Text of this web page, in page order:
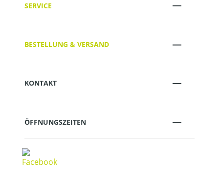
SERVICE
BESTELLUNG & VERSAND
KONTAKT
ÖFFNUNGSZEITEN